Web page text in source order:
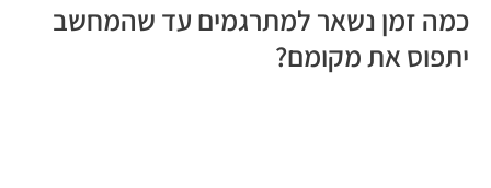
כמה זמן נשאר למתרגמים עד שהמחשב
יתפוס את מקומם?